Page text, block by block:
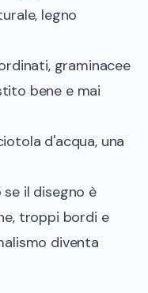
legno
graminacee
bene e mai
d'acqua, una
il disegno è
troppi bordi e
diventa